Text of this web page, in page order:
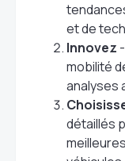
et de
Innovez
mobilité
analyses
détaillés